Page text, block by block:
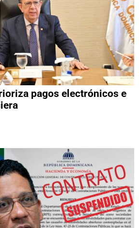
pagos electrónicos e